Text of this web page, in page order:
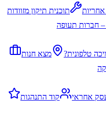
תוכנית תיקון מזוודות
– חברות תעופה
טלפונית?
מצא חנות
אחראי
קוד התנהגות